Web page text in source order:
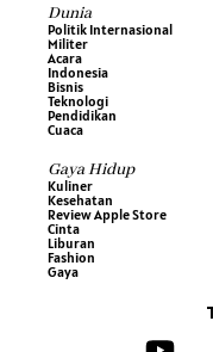
Dunia
Politik Internasional
Militer
Acara
Indonesia
Bisnis
Teknologi
Pendidikan
Cuaca
Gaya Hidup
Kuliner
Kesehatan
Review Apple Store
Cinta
Liburan
Fashion
Gaya